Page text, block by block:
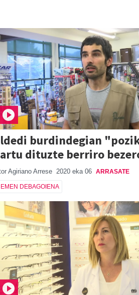
burdindegian
dituzte berriro
Agiriano Arrese 2020 eka 06 ARRASATE
DEBAGOIENA